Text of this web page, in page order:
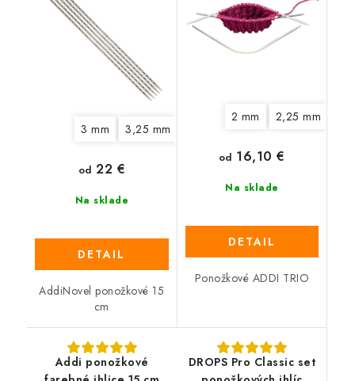
3 mm 3,25 mm
Na sklade
od 22 €
DETAIL
AddiNovel ponožkové 15
cm
2 mm 2,25 mm
Na sklade
od 16,10 €
DETAIL
Ponožkové ADDI TRIO
Addi ponožkové
DROPS Pro Classic set